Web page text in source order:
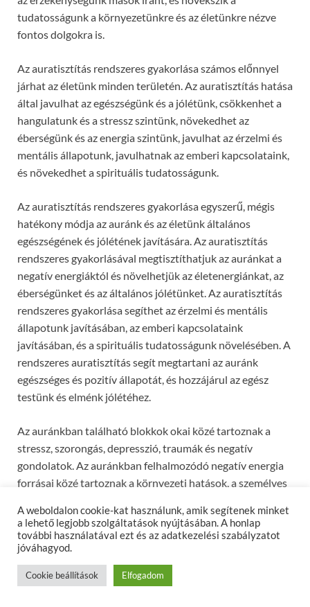
tudatosságunk a környezetünkre és az életünkre nézve
fontos dolgokra is.
Az auratisztítás rendszeres gyakorlása számos előnnyel
járhat az életünk minden területén. Az auratisztítás hatása
által javulhat az egészségünk és a jólétünk, csökkenhet a
hangulatunk és a stressz szintünk, növekedhet az
éberségünk és az energia szintünk, javulhat az érzelmi és
mentális állapotunk, javulhatnak az emberi kapcsolataink,
és növekedhet a spirituális tudatosságunk.
Az auratisztítás rendszeres gyakorlása egyszerű, mégis
hatékony módja az auránk és az életünk általános
egészségének és jólétének javítására. Az auratisztítás
rendszeres gyakorlásával megtisztíthatjuk az auránkat a
negatív energiáktól és növelhetjük az életenergiánkat, az
éberségünket és az általános jólétünket. Az auratisztítás
rendszeres gyakorlása segíthet az érzelmi és mentális
állapotunk javításában, az emberi kapcsolataink
javításában, és a spirituális tudatosságunk növelésében. A
rendszeres auratisztítás segít megtartani az auránk
egészséges és pozitív állapotát, és hozzájárul az egész
testünk és elménk jólétéhez.
Az auránkban található blokkok okai közé tartoznak a
stressz, szorongás, depresszió, traumák és negatív
gondolatok. Az auránkban felhalmozódó negatív energia
forrásai közé tartoznak a környezeti hatások, a személyes
auratisztítás előnyei közé tartozik az egészség és a jólét
javulása, a stressz és a hangulat javulása, az energia szint
növelése, az érzelmi és mentális állapot javulása, az emberi
kapcsolatok javulása és a spirituális tudatosság növelése.
Az auratisztítás elengedhetetlen gyakorlat ahhoz, hogy
A weboldalon cookie-kat használunk, amik segítenek minket
a lehető legjobb szolgáltatások nyújtásában. A honlap
további használatával ezt és az adatkezelési szabályzatot
jóváhagyod.
Cookie beállítások Elfogadom